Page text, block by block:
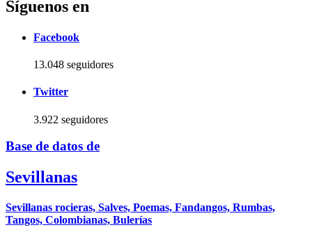
Síguenos en
Facebook
13.048 seguidores
Twitter
3.922 seguidores
Base de datos de
Sevillanas
Sevillanas rocieras, Salves, Poemas, Fandangos, Rumbas,
Tangos, Colombianas, Bulerías